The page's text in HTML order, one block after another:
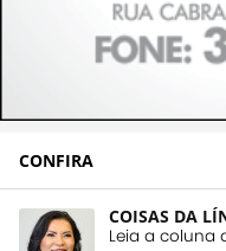
CONFIRA
COISAS DA
Leia a coluna